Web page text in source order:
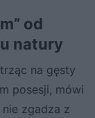
od
natury
na gęsty
posesji, mówi
zgadza z